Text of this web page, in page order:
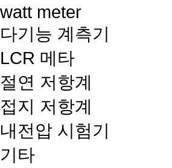
watt meter
다기능 계측기
LCR 메타
절연 저항계
접지 저항계
내전압 시험기
기타